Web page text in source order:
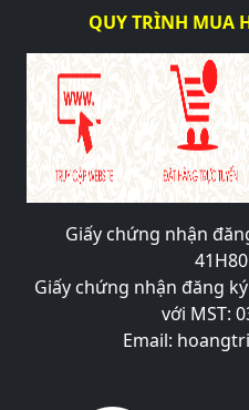
QUY TRÌNH MUA
Giấy chứng nhận
Giấy chứng nhận đăng
với MST:
Email: